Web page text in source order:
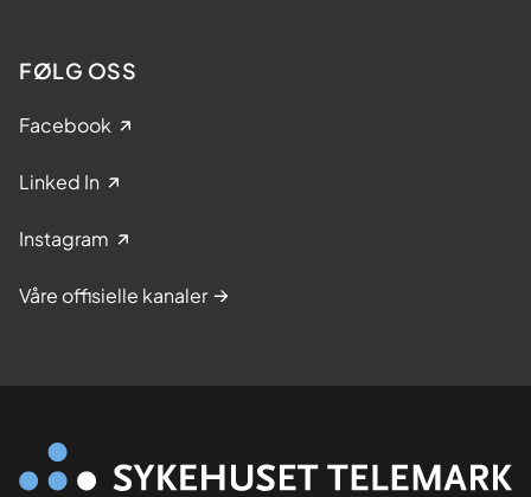
FØLG OSS
Facebook
Linked In
Instagram
Våre offisielle kanaler